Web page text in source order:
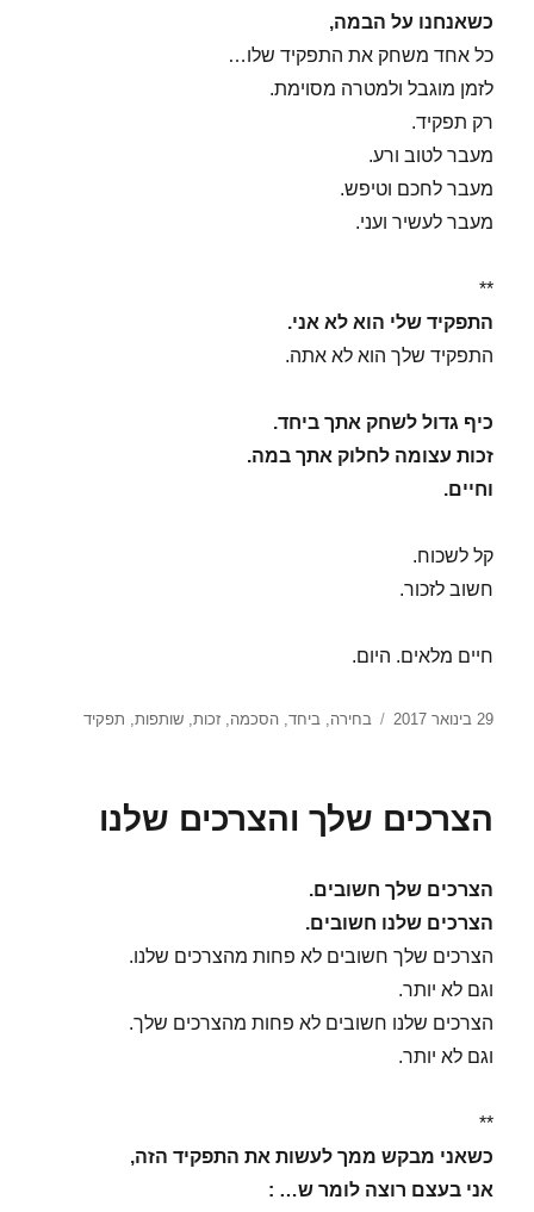
כשאנחנו על הבמה,
כל אחד משחק את התפקיד שלו…
לזמן מוגבל ולמטרה מסוימת.
רק תפקיד.
מעבר לטוב ורע.
מעבר לחכם וטיפש.
מעבר לעשיר ועני.
**
התפקיד שלי הוא לא אני.
התפקיד שלך הוא לא אתה.
כיף גדול לשחק אתך ביחד.
זכות עצומה לחלוק אתך במה.
וחיים.
קל לשכוח.
חשוב לזכור.
חיים מלאים. היום.
פורסם
29 בינואר 2017 תגיות
בחירה,ביחד,הסכמה,זכות,שותפות, תפקיד
הצרכים שלך והצרכים שלנו
הצרכים שלך חשובים.
הצרכים שלנו חשובים.
הצרכים שלך חשובים לא פחות מהצרכים שלנו.
וגם לא יותר.
הצרכים שלנו חשובים לא פחות מהצרכים שלך.
וגם לא יותר.
**
כשאני מבקש ממך לעשות את התפקיד הזה,
אני בעצם רוצה לומר ש… :